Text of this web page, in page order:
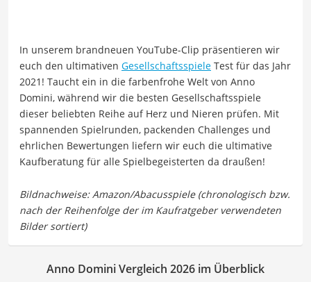
In unserem brandneuen YouTube-Clip präsentieren wir
euch den ultimativen Gesellschaftsspiele Test für das Jahr
2021! Taucht ein in die farbenfrohe Welt von Anno
Domini, während wir die besten Gesellschaftsspiele
dieser beliebten Reihe auf Herz und Nieren prüfen. Mit
spannenden Spielrunden, packenden Challenges und
ehrlichen Bewertungen liefern wir euch die ultimative
Kaufberatung für alle Spielbegeisterten da draußen!
Anno Domini Vergleich 2026 im Überblick